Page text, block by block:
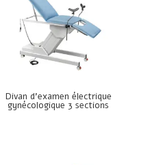
Divan d’examen électrique
gynécologique 3 sections